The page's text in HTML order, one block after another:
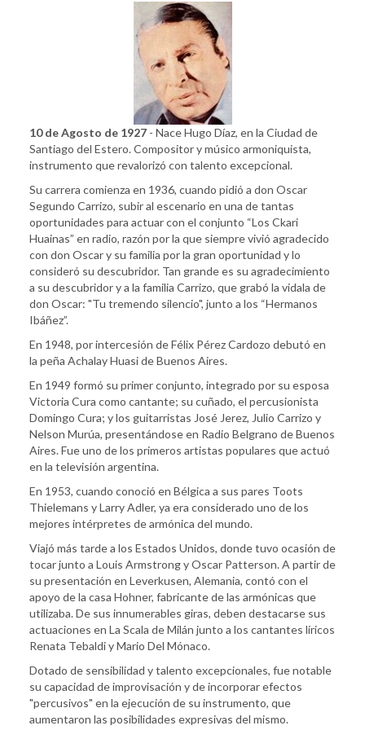
10 de Agosto de 1927 - Nace Hugo Díaz, en la Ciudad de
Santiago del Estero. Compositor y músico armoniquista,
instrumento que revalorizó con talento excepcional.
Su carrera comienza en 1936, cuando pidió a don Oscar
Segundo Carrizo, subir al escenario en una de tantas
oportunidades para actuar con el conjunto “Los Ckari
Huainas” en radio, razón por la que siempre vivió agradecido
con don Oscar y su familia por la gran oportunidad y lo
consideró su descubridor. Tan grande es su agradecimiento
a su descubridor y a la familia Carrizo, que grabó la vidala de
don Oscar: "Tu tremendo silencio", junto a los “Hermanos
Ibáñez”.
En 1948, por intercesión de Félix Pérez Cardozo debutó en
la peña Achalay Huasi de Buenos Aires.
En 1949 formó su primer conjunto, integrado por su esposa
Victoria Cura como cantante; su cuñado, el percusionista
Domingo Cura; y los guitarristas José Jerez, Julio Carrizo y
Nelson Murúa, presentándose en Radio Belgrano de Buenos
Aires. Fue uno de los primeros artistas populares que actuó
en la televisión argentina.
En 1953, cuando conoció en Bélgica a sus pares Toots
Thielemans y Larry Adler, ya era considerado uno de los
mejores intérpretes de armónica del mundo.
Viajó más tarde a los Estados Unidos, donde tuvo ocasión de
tocar junto a Louis Armstrong y Oscar Patterson. A partir de
su presentación en Leverkusen, Alemania, contó con el
apoyo de la casa Hohner, fabricante de las armónicas que
utilizaba. De sus innumerables giras, deben destacarse sus
actuaciones en La Scala de Milán junto a los cantantes líricos
Renata Tebaldi y Mario Del Mónaco.
Dotado de sensibilidad y talento excepcionales, fue notable
su capacidad de improvisación y de incorporar efectos
"percusivos" en la ejecución de su instrumento, que
aumentaron las posibilidades expresivas del mismo.